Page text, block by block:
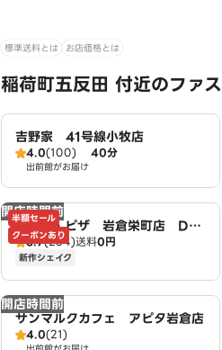
標準送料とは お店価格とは
稲荷町五反田 付近のファ
吉野家 41号線小牧店
4.0(100) 40分
出前館がお届け
開店時間前
半額セール
クーポンあり
ドミノ・ピザ 岩倉栄町店 Do
mino's
3.7(234)送料0円
新作シェイク
開店時間前
サンマルクカフェ アピタ岩倉店
4.0(21)